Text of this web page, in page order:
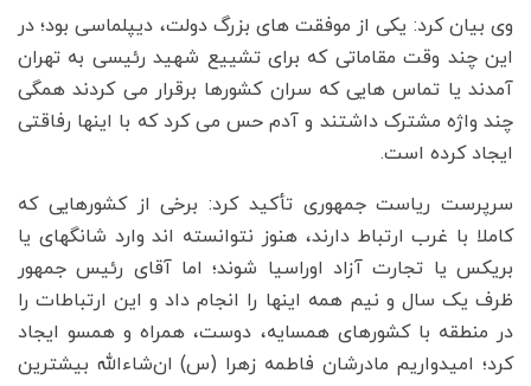
وی بیان کرد: یکی از موفقت های بزرگ دولت، دیپلماسی بود؛ در
این چند وقت مقاماتی که برای تشییع شهید رئیسی به تهران
آمدند یا تماس هایی که سران کشورها برقرار می کردند همگی
چند واژه مشترک داشتند و آدم حس می کرد که با اینها رفاقتی
ایجاد کرده است.
سرپرست ریاست جمهوری تأکید کرد: برخی از کشورهایی که
کاملا با غرب ارتباط دارند، هنوز نتوانسته اند وارد شانگهای یا
بریکس یا تجارت آزاد اوراسیا شوند؛ اما آقای رئیس جمهور
ظرف یک سال و نیم همه اینها را انجام داد و این ارتباطات را
در منطقه با کشورهای همسایه، دوست، همراه و همسو ایجاد
کرد؛ امیدواریم مادرشان فاطمه زهرا (س) ان‌شاءالله بیشترین